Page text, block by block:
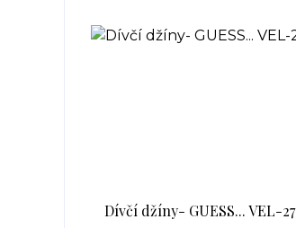
Dívčí džíny- GUESS... VEL-27